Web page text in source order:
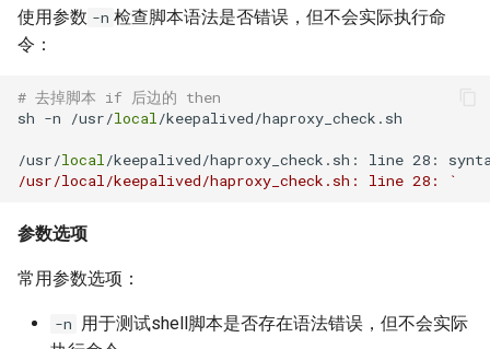
Docker 数据卷
如何使用docker-php-ext-
件？
没有LVM逻辑卷如何扩展
supervisord 命令
screen 命令
brctl 命令
使用 Pecl 安装 intl扩展
使用 Docker-Compose 部署
Harbor 仓库
Docker 编排工具 Compose
XenServer 重置root账户密码
Xen 半虚拟化(PV)和完全虚拟
化(HVM)
XenServer 销毁指定的 VDI
XenServer 隐藏的虚拟机
XenServer 主机池变更Master
XenServer 创建 Windows 实
Squid 正向代理
Squid refresh_pattern 指令
Squid Forwarding loop
LVS + Keepalived 生产环境参
Mysql innodb replication
Mysql 设置sql_mode
expired
Mysql 使用defaults-file免密
net.core.somaxconn
Ubuntu 关闭 Swap
Ubuntu 设置 swappiness
Ubuntu 系统 chpasswd 命令
Ubuntu 单人模式修改root密码
使用参数 -n 检查脚本语法是否错误，但不会实际执行命
令：
# 去掉脚本 if 后边的 then
sh -n /usr/local/keepalived/haproxy_check.sh
/usr/local/keepalived/haproxy_check.sh: line 28:
/usr/local/keepalived/haproxy_check.sh: line 28: `
参数选项
常用参数选项：
-n 用于测试shell脚本是否存在语法错误，但不会实际